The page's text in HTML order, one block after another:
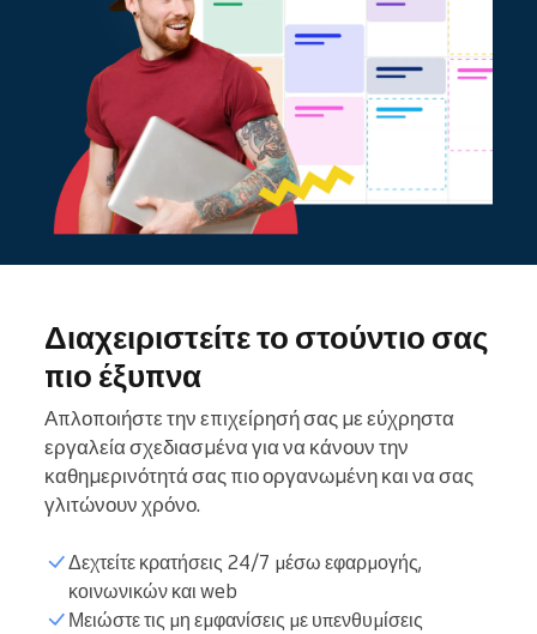
Διαχειριστείτε το στούντιο σας
πιο έξυπνα
Απλοποιήστε την επιχείρησή σας με εύχρηστα
εργαλεία σχεδιασμένα για να κάνουν την
καθημερινότητά σας πιο οργανωμένη και να σας
γλιτώνουν χρόνο.
Δεχτείτε κρατήσεις 24/7 μέσω εφαρμογής,
κοινωνικών και web
Μειώστε τις μη εμφανίσεις με υπενθυμίσεις